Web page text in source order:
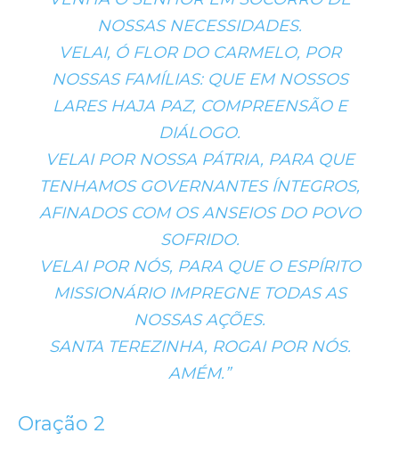
NOSSAS NECESSIDADES.
VELAI, Ó FLOR DO CARMELO, POR
NOSSAS FAMÍLIAS: QUE EM NOSSOS
LARES HAJA PAZ, COMPREENSÃO E
DIÁLOGO.
VELAI POR NOSSA PÁTRIA, PARA QUE
TENHAMOS GOVERNANTES ÍNTEGROS,
AFINADOS COM OS ANSEIOS DO POVO
SOFRIDO.
VELAI POR NÓS, PARA QUE O ESPÍRITO
MISSIONÁRIO IMPREGNE TODAS AS
NOSSAS AÇÕES.
SANTA TEREZINHA, ROGAI POR NÓS.
AMÉM.”
Oração 2